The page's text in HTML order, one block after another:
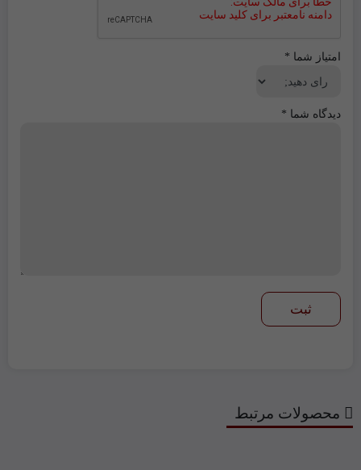
امتیاز شما *
دیدگاه شما *
محصولات مرتبط